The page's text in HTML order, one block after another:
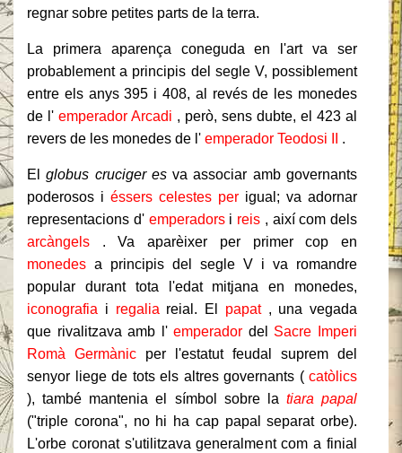
regnar sobre petites parts de la terra.
La primera aparença coneguda en l'art va ser
probablement a principis del segle V, possiblement
entre els anys 395 i 408, al revés de les monedes
de l' emperador Arcadi , però, sens dubte, el 423 al
revers de les monedes de l' emperador Teodosi II .
Elglobus cruciger esva associar amb governants
poderosos i éssers celestes per igual; va adornar
representacions d' emperadorsi reis , així com dels
arcàngels .
Va aparèixer per primer cop en
monedes a principis del segle V i va romandre
popular durant tota l'edat mitjana en monedes,
iconografia i regalia reial. El papat, una vegada
que rivalitzava amb l'emperador del Sacre Imperi
Romà Germànic per l'estatut feudal suprem del
senyor liege de tots els altres governants ( catòlics
), també mantenia el símbol sobre la tiara papal
("triple corona", no hi ha cap papal separat orbe).
L'orbe coronat s'utilitzava generalment com a finial